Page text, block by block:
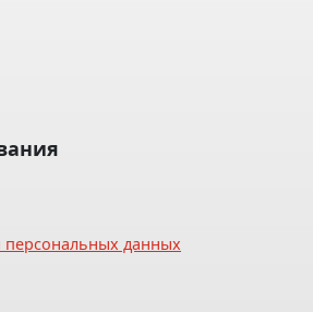
данных